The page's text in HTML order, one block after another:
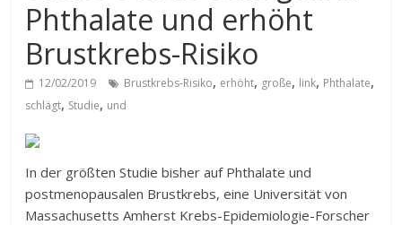
Phthalate und erhöht
Brustkrebs-Risiko
12/02/2019 Brustkrebs-Risiko, erhöht, große, link, Phthalate,
schlägt, Studie, und
In der größten Studie bisher auf Phthalate und
postmenopausalen Brustkrebs, eine Universität von
Massachusetts Amherst Krebs-Epidemiologie-Forscher